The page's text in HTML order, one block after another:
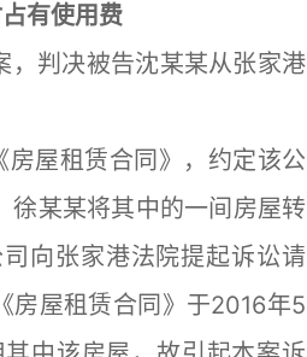
有使用费
判决被告沈某某从张家港
屋租赁合同》，约定该公
徐某某将其中的一间房屋转
向张家港法院提起诉讼请
房屋租赁合同》于2016年5